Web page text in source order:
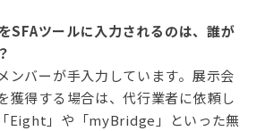
SFAツールに入力されるのは、誰が
ンバーが手入力しています。展示会
獲得する場合は、代行業者に依頼し
Eight」や「myBridge」といった無